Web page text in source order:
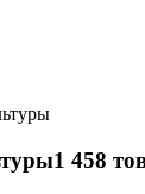
1 458